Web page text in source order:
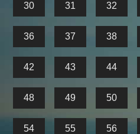
30 31 32
36 37 38
42 43 44
48 49 50
54 55 56